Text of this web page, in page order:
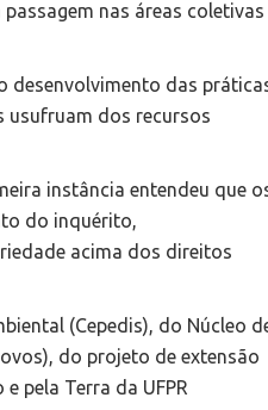
nas áreas coletivas
desenvolvimento das
usufruam dos recursos
instância entendeu que
do inquérito,
acima dos direitos
(Cepedis), do Núcleo
do projeto de extensão
pela Terra da UFPR